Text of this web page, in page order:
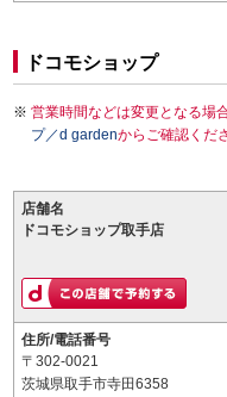
ドコモショップ
営業時間などは変更となる場
プ／d gardenからご確認くだ
店舗名
ドコモショップ取手店
住所/電話番号
〒302-0021
茨城県取手市寺田6358